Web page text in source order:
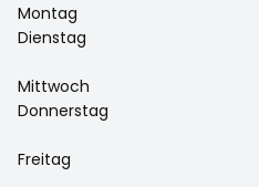
Montag
Dienstag
Mittwoch
Donnerstag
Freitag